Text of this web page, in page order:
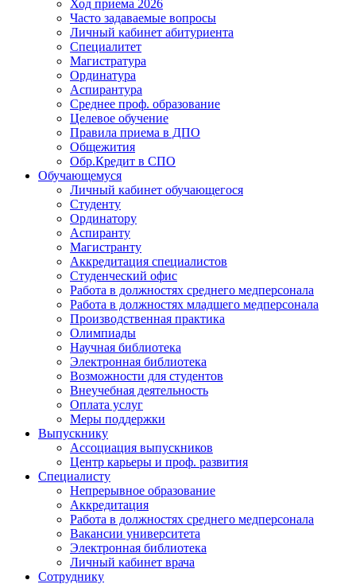
Ход приема 2026
Часто задаваемые вопросы
Личный кабинет абитуриента
Специалитет
Магистратура
Ординатура
Аспирантура
Среднее проф. образование
Целевое обучение
Правила приема в ДПО
Общежития
Обр.Кредит в СПО
Обучающемуся
Личный кабинет обучающегося
Студенту
Ординатору
Аспиранту
Магистранту
Аккредитация специалистов
Студенческий офис
Работа в должностях среднего медперсонала
Работа в должностях младшего медперсонала
Производственная практика
Олимпиады
Научная библиотека
Электронная библиотека
Возможности для студентов
Внеучебная деятельность
Оплата услуг
Меры поддержки
Выпускнику
Ассоциация выпускников
Центр карьеры и проф. развития
Специалисту
Непрерывное образование
Аккредитация
Работа в должностях среднего медперсонала
Вакансии университета
Электронная библиотека
Личный кабинет врача
Сотруднику